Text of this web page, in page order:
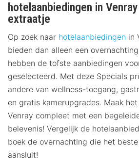
hotelaanbiedingen in
extraatje
Op zoek naar hotelaanbiedingen in
bieden dan alleen een
hebben de tofste aanbiedingen
geselecteerd. Met deze Specials
andere van wellness-toegang,
en gratis kamerupgrades. Maak
Venray compleet met een
belevenis! Vergelijk de
boek de overnachting die het
aansluit!